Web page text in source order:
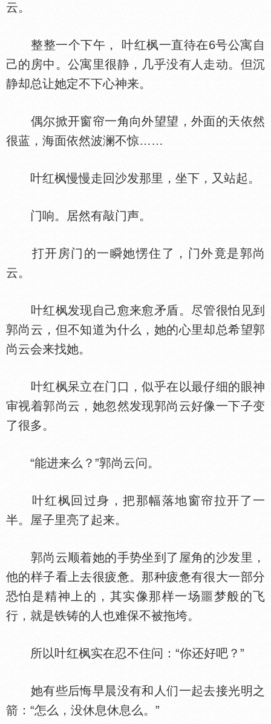
云。
整整一个下午， 叶红枫一直待在6号公寓自
己的房中。公寓里很静，几乎没有人走动。但沉
静却总让她定不下心神来。
偶尔掀开窗帘一角向外望望，外面的天依然
很蓝，海面依然波澜不惊……
叶红枫慢慢走回沙发那里，坐下，又站起。
门响。居然有敲门声。
打开房门的一瞬她愣住了，门外竟是郭尚
云。
叶红枫发现自己愈来愈矛盾。尽管很怕见到
郭尚云，但不知道为什么，她的心里却总希望郭
尚云会来找她。
叶红枫呆立在门口，似乎在以最仔细的眼神
审视着郭尚云，她忽然发现郭尚云好像一下子变
了很多。
“能进来么？”郭尚云问。
叶红枫回过身，把那幅落地窗帘拉开了一
半。屋子里亮了起来。
郭尚云顺着她的手势坐到了屋角的沙发里，
他的样子看上去很疲惫。那种疲惫有很大一部分
恐怕是精神上的，其实像那样一场噩梦般的飞
行，就是铁铸的人也难保不被拖垮。
所以叶红枫实在忍不住问：“你还好吧？”
她有些后悔早晨没有和人们一起去接光明之
箭：“怎么，没休息休息么。”